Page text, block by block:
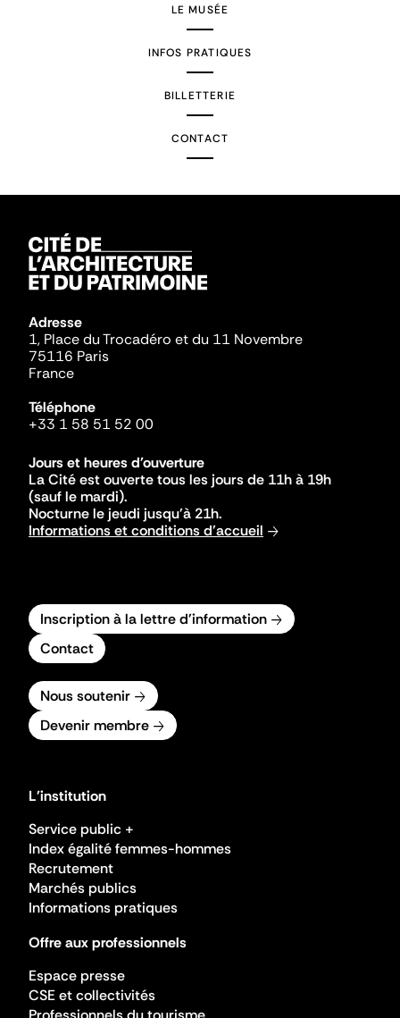
LE MUSÉE
INFOS PRATIQUES
BILLETTERIE
CONTACT
Adresse
1, Place du Trocadéro et du 11 Novembre
75116 Paris
France
Téléphone
+33 1 58 51 52 00
Jours et heures d'ouverture
La Cité est ouverte tous les jours de 11h à 19h
(sauf le mardi).
Nocturne le jeudi jusqu'à 21h.
Informations et conditions d'accueil
Inscription à la lettre d'information
Contact
Nous soutenir
Devenir membre
L'institution
Service public +
Index égalité femmes-hommes
Recrutement
Marchés publics
Informations pratiques
Offre aux professionnels
Espace presse
CSE et collectivités